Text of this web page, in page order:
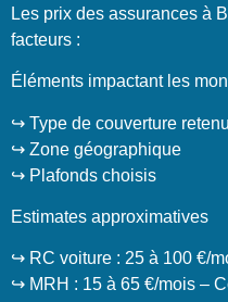
Les prix des assurances à
facteurs :
Éléments impactant les
↪️ Type de couverture
↪️ Zone géographique
↪️ Plafonds choisis
Estimates approximatives
↪️ RC voiture : 25 à 100 €/
↪️ MRH : 15 à 65 €/mois –